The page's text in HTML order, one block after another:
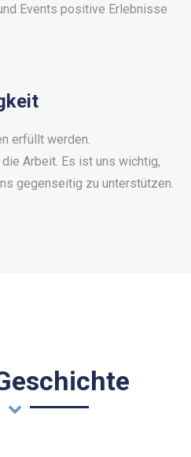
Events positive Erlebnisse
erfüllt werden.
Arbeit. Es ist uns wichtig,
gegenseitig zu unterstützen.